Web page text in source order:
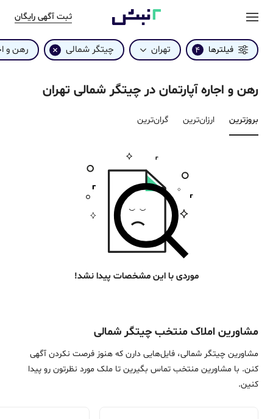
ثبت آگهی رایگان
فیلترها 4 تهران چیتگر شمالی رهن و
رهن و اجاره آپارتمان در چیتگر شمالی تهران
بروزترین‌ ارزان‌ترین گران‌ترین
موردی با این مشخصات پیدا نشد!
مشاورین املاک منتخب چیتگر شمالی
مشاورین چیتگر شمالی، فایل‌هایی دارن که هنوز فرصت نکردن آگهی
کنن. با مشاورین منتخب تماس بگیرین تا ملک مورد نظرتون رو پیدا
کنین.